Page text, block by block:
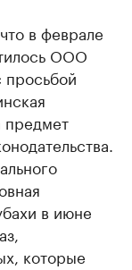
в феврале
ООО
просьбой
предмет
в июне
которые